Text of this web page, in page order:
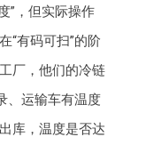
”，但实际操作
“有码可扫”的阶
厂，他们的冷链
、运输车有温度
库，温度是否达